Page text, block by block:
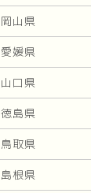
岡山県
愛媛県
山口県
徳島県
鳥取県
島根県